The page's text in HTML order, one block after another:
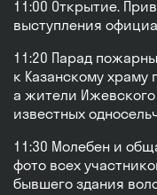
11:00 Открытие.
выступления
11:20 Парад
к Казанскому
а жители
известных
11:30 Молебен и
фото всех
бывшего здания